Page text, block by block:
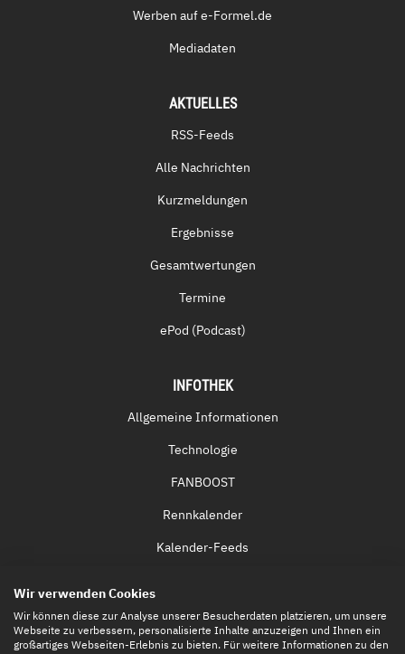
Werben auf e-Formel.de
Mediadaten
AKTUELLES
RSS-Feeds
Alle Nachrichten
Kurzmeldungen
Ergebnisse
Gesamtwertungen
Termine
ePod (Podcast)
INFOTHEK
Allgemeine Informationen
Technologie
FANBOOST
Rennkalender
Kalender-Feeds
Eintrittskarten
Wir verwenden Cookies
Wir können diese zur Analyse unserer Besucherdaten platzieren, um unsere
Webseite zu verbessern, personalisierte Inhalte anzuzeigen und Ihnen ein
großartiges Webseiten-Erlebnis zu bieten. Für weitere Informationen zu den